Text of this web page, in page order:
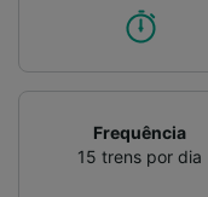
Frequência
15 trens por dia
Verificar
dispositivo
acessar
Publicidade e
de público e
Lista de